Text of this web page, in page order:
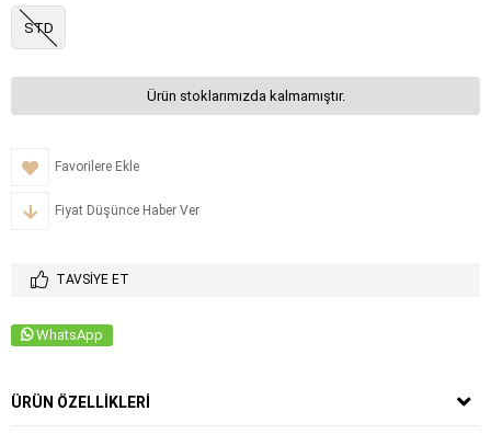
STD
Ürün stoklarımızda kalmamıştır.
Favorilere Ekle
Fiyat Düşünce Haber Ver
TAVSIYE ET
WhatsApp
ÜRÜN ÖZELLIKLERI